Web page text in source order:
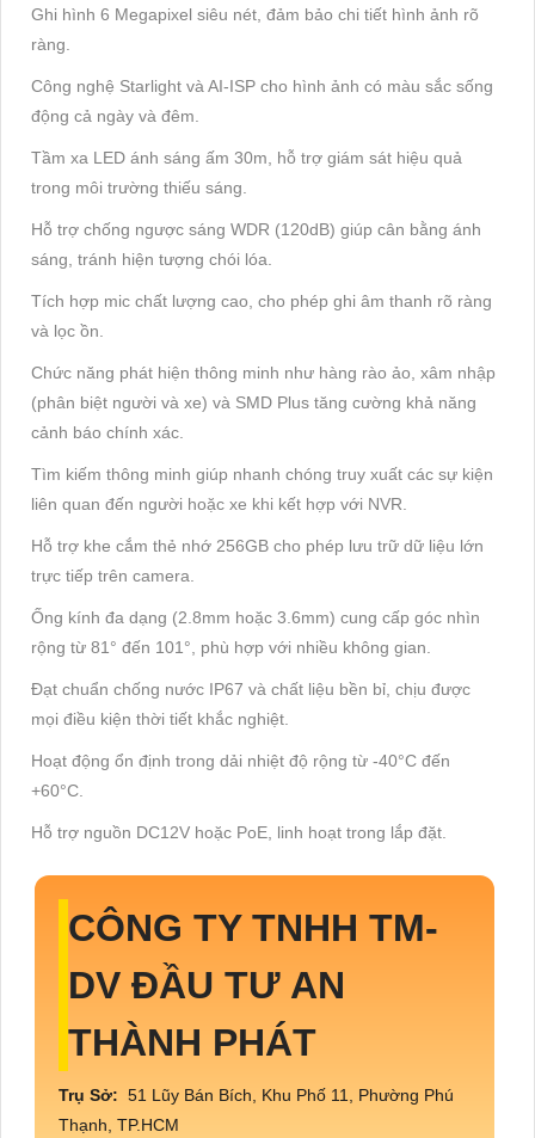
Ghi hình 6 Megapixel siêu nét, đảm bảo chi tiết hình ảnh rõ
ràng.
Công nghệ Starlight và AI-ISP cho hình ảnh có màu sắc sống
động cả ngày và đêm.
Tầm xa LED ánh sáng ấm 30m, hỗ trợ giám sát hiệu quả
trong môi trường thiếu sáng.
Hỗ trợ chống ngược sáng WDR (120dB) giúp cân bằng ánh
sáng, tránh hiện tượng chói lóa.
Tích hợp mic chất lượng cao, cho phép ghi âm thanh rõ ràng
và lọc ồn.
Chức năng phát hiện thông minh như hàng rào ảo, xâm nhập
(phân biệt người và xe) và SMD Plus tăng cường khả năng
cảnh báo chính xác.
Tìm kiếm thông minh giúp nhanh chóng truy xuất các sự kiện
liên quan đến người hoặc xe khi kết hợp với NVR.
Hỗ trợ khe cắm thẻ nhớ 256GB cho phép lưu trữ dữ liệu lớn
trực tiếp trên camera.
Ống kính đa dạng (2.8mm hoặc 3.6mm) cung cấp góc nhìn
rộng từ 81° đến 101°, phù hợp với nhiều không gian.
Đạt chuẩn chống nước IP67 và chất liệu bền bỉ, chịu được
mọi điều kiện thời tiết khắc nghiệt.
Hoạt động ổn định trong dải nhiệt độ rộng từ -40°C đến
+60°C.
Hỗ trợ nguồn DC12V hoặc PoE, linh hoạt trong lắp đặt.
CÔNG TY TNHH TM-
DV ĐẦU TƯ AN
THÀNH PHÁT
Trụ Sở: 51 Lũy Bán Bích, Khu Phố 11, Phường Phú
Thạnh, TP.HCM